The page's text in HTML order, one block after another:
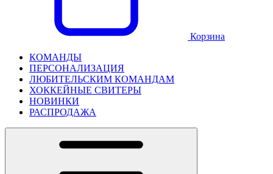
Корзина
КОМАНДЫ
ПЕРСОНАЛИЗАЦИЯ
ЛЮБИТЕЛЬСКИМ КОМАНДАМ
ХОККЕЙНЫЕ СВИТЕРЫ
НОВИНКИ
РАСПРОДАЖА